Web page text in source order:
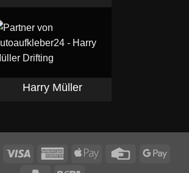
Harry Müller
MasterCardVisa
AmericanApple
Credit